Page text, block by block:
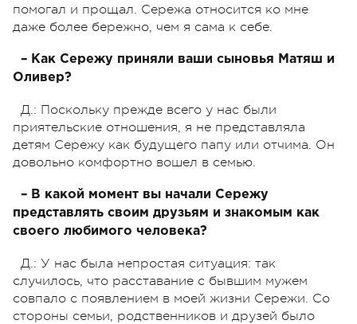
помогал и прощал. Сережа относится ко мне
даже более бережно, чем я сама к себе.
– Как Сережу приняли ваши сыновья Матяш и
Оливер?
Д.: Поскольку прежде всего у нас были
приятельские отношения, я не представляла
детям Сережу как будущего папу или отчима. Он
довольно комфортно вошел в семью.
– В какой момент вы начали Сережу
представлять своим друзьям и знакомым как
своего любимого человека?
Д.: У нас была непростая ситуация: так
случилось, что расставание с бывшим мужем
совпало с появлением в моей жизни Сережи. Со
стороны семьи, родственников и друзей было